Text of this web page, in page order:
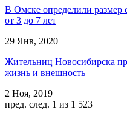
В Омске определили размер
от 3 до 7 лет
29 Янв, 2020
Жительниц Новосибирска
жизнь и внешность
2 Ноя, 2019
пред. след. 1 из 1 523